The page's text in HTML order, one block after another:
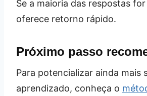
Se a maioria das respostas for
oferece retorno rápido.
Próximo passo
Para potencializar ainda mais
aprendizado, conheça o